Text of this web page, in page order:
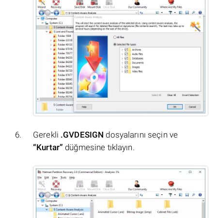
Gerekli .GVDESIGN dosyalarını seçin ve
“Kurtar” düğmesine tıklayın.